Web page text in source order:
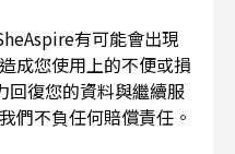
有可能會出現
成您使用上的不便或損
回復您的資料與繼續服
們不負任何賠償責任。